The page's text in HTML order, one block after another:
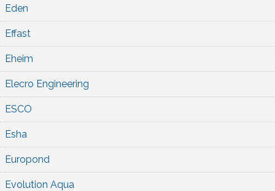
Eden
Effast
Eheim
Elecro Engineering
ESCO
Esha
Europond
Evolution Aqua